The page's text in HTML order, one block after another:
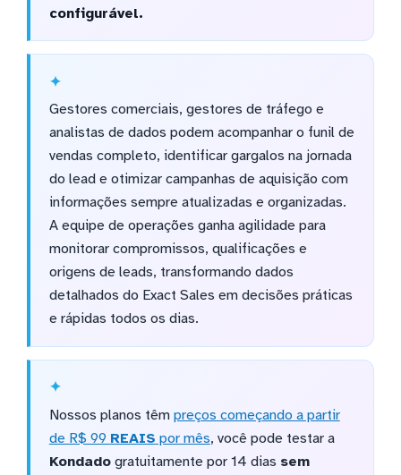
configurável.
Gestores comerciais, gestores de tráfego e
analistas de dados podem acompanhar o funil de
vendas completo, identificar gargalos na jornada
do lead e otimizar campanhas de aquisição com
informações sempre atualizadas e organizadas.
A equipe de operações ganha agilidade para
monitorar compromissos, qualificações e
origens de leads, transformando dados
detalhados do Exact Sales em decisões práticas
e rápidas todos os dias.
Nossos planos têm preços começando a partir
de R$ 99 REAIS por mês, você pode testar a
Kondadogratuitamente por 14 dias sem